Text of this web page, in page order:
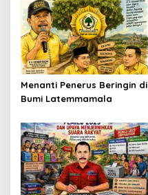
Menanti Penerus Beringin di
Bumi Latemmamala